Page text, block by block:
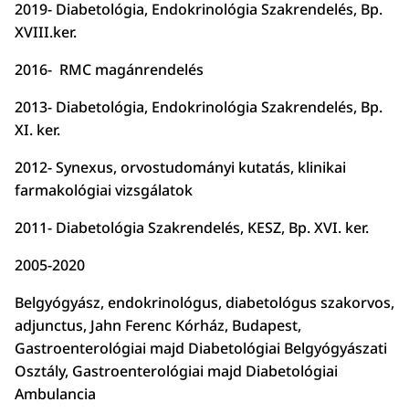
2019- Diabetológia, Endokrinológia Szakrendelés, Bp.
XVIII.ker.
2016- RMC magánrendelés
2013- Diabetológia, Endokrinológia Szakrendelés, Bp.
XI. ker.
2012- Synexus, orvostudományi kutatás, klinikai
farmakológiai vizsgálatok
2011- Diabetológia Szakrendelés, KESZ, Bp. XVI. ker.
2005-2020
Belgyógyász, endokrinológus, diabetológus szakorvos,
adjunctus, Jahn Ferenc Kórház, Budapest,
Gastroenterológiai majd Diabetológiai Belgyógyászati
Osztály, Gastroenterológiai majd Diabetológiai
Ambulancia